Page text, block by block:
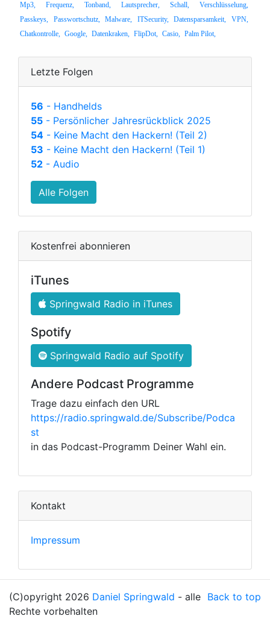
Mp3,
Frequenz, Tonband, Lautsprecher, Schall,
Verschlüsselung,
Passkeys,
Passwortschutz, Malware, ITSecurity, Datensparsamkeit,
VPN,
Chatkontrolle, Google, Datenkraken, FlipDot, Casio, Palm Pilot,
Letzte Folgen
56 - Handhelds
55 - Persönlicher Jahresrückblick 2025
54 - Keine Macht den Hackern! (Teil 2)
53 - Keine Macht den Hackern! (Teil 1)
52 - Audio
Alle Folgen
Kostenfrei abonnieren
iTunes
Springwald Radio in iTunes
Spotify
Springwald Radio auf Spotify
Andere Podcast Programme
Trage dazu einfach den URL
https://radio.springwald.de/Subscribe/Podca
st
in das Podcast-Programm Deiner Wahl ein.
Kontakt
Impressum
Back to top
(C)opyright 2026 Daniel Springwald - alle
Rechte vorbehalten